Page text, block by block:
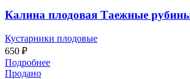
Калина плодовая Таежные
Кустарники плодовые
650 ₽
Подробнее
Продано